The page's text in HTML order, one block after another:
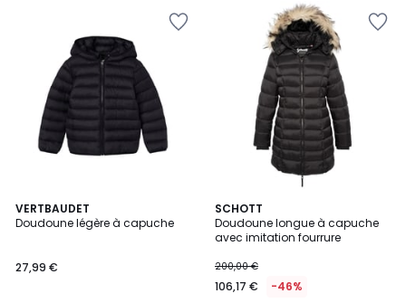
VERTBAUDET
Doudoune légère à capuche
27,99 €
4
/
8
Couleurs
SCHOTT
Doudoune longue à capuche
avec imitation fourrure
200,00 €
106,17 € -46%